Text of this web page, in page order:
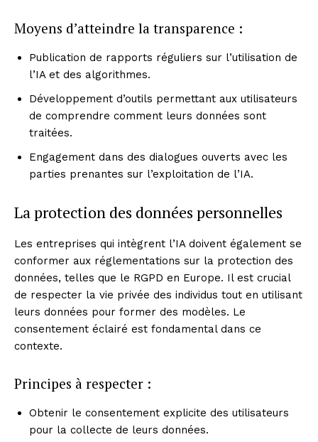
Moyens d’atteindre la transparence :
Publication de rapports réguliers sur l’utilisation de
l’IA et des algorithmes.
Développement d’outils permettant aux utilisateurs
de comprendre comment leurs données sont
traitées.
Engagement dans des dialogues ouverts avec les
parties prenantes sur l’exploitation de l’IA.
La protection des données personnelles
Les entreprises qui intègrent l’IA doivent également se
conformer aux réglementations sur la protection des
données, telles que le RGPD en Europe. Il est crucial
de respecter la vie privée des individus tout en utilisant
leurs données pour former des modèles. Le
consentement éclairé est fondamental dans ce
contexte.
Principes à respecter :
Obtenir le consentement explicite des utilisateurs
pour la collecte de leurs données.